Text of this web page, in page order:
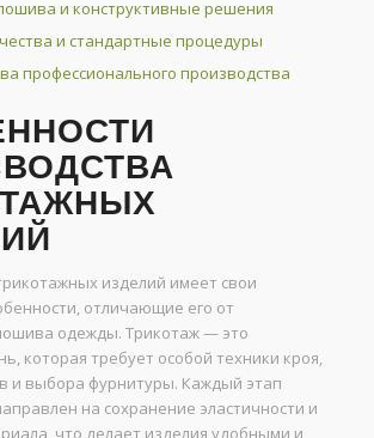
и конструктивные решения
и стандартные процедуры
профессионального производства
изделий имеет свои
отличающие его от
одежды. Трикотаж — это
которая требует особой техники кроя,
и выбора фурнитуры. Каждый этап
на сохранение эластичности и
что делает изделия удобными и